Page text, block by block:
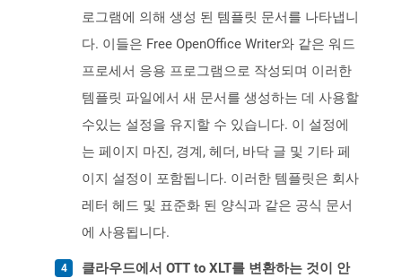
로그램에 의해 생성 된 템플릿 문서를 나타냅니
다. 이들은 Free OpenOffice Writer와 같은 워드
프로세서 응용 프로그램으로 작성되며 이러한
템플릿 파일에서 새 문서를 생성하는 데 사용할
수있는 설정을 유지할 수 있습니다. 이 설정에
는 페이지 마진, 경계, 헤더, 바닥 글 및 기타 페
이지 설정이 포함됩니다. 이러한 템플릿은 회사
레터 헤드 및 표준화 된 양식과 같은 공식 문서
에 사용됩니다.
클라우드에서 OTT to XLT를 변환하는 것이 안